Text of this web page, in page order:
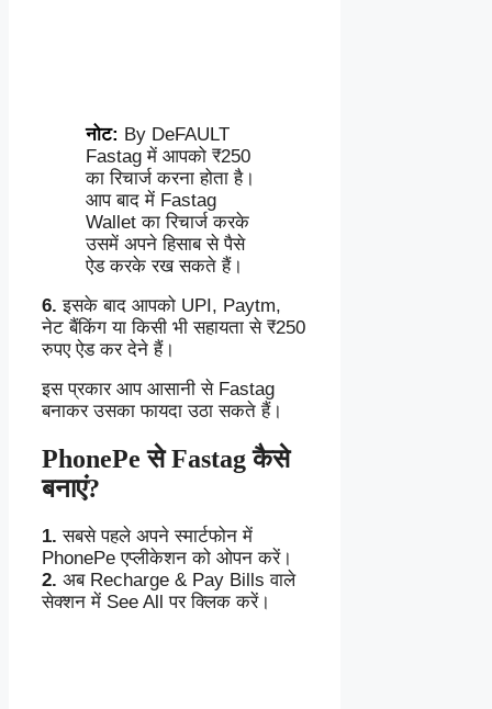
नोट: By DeFAULT
Fastag में आपको ₹250
का रिचार्ज करना होता है।
आप बाद में Fastag
Wallet का रिचार्ज करके
उसमें अपने हिसाब से पैसे
ऐड करके रख सकते हैं।
6. इसके बाद आपको UPI, Paytm,
नेट बैंकिंग या किसी भी सहायता से ₹250
रुपए ऐड कर देने हैं।
इस प्रकार आप आसानी से Fastag
बनाकर उसका फायदा उठा सकते हैं।
PhonePe से Fastag कैसे
बनाएं?
1. सबसे पहले अपने स्मार्टफोन में
PhonePe एप्लीकेशन को ओपन करें।
2. अब Recharge & Pay Bills वाले
सेक्शन में See All पर क्लिक करें।